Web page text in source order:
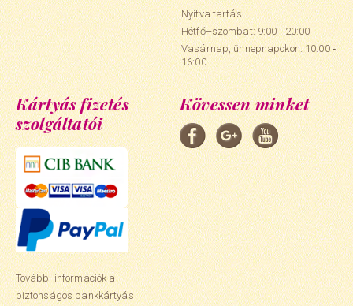
Nyitva tartás:
Hétfő–szombat: 9:00 ‑ 20:00
Vasárnap, ünnepnapokon: 10:00 ‑
16:00
Kártyás fizetés
szolgáltatói
További információk a
biztonságos bankkártyás
Kövessen minket